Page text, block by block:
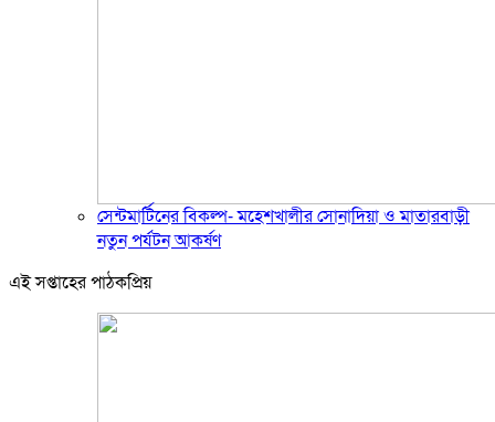
সেন্টমার্টিনের বিকল্প- মহেশখালীর সোনাদিয়া ও মাতারবাড়ী
নতুন পর্যটন আকর্ষণ
এই সপ্তাহের পাঠকপ্রিয়